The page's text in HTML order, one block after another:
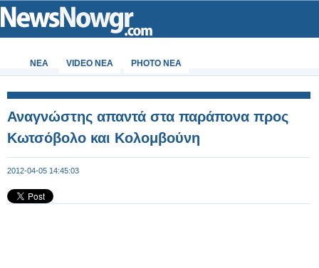
ΝΕΑ VIDEO NEA PHOTO NEA
Αναγνώστης απαντά στα παράπονα προς
Κωτσόβολο και Κολομβούνη
2012-04-05 14:45:03